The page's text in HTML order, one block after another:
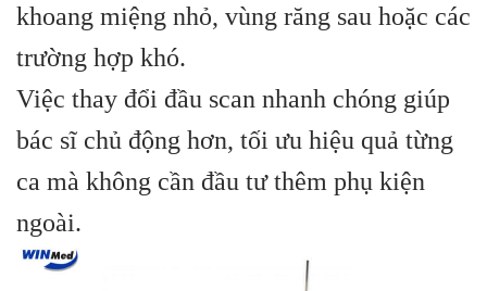
khoang miệng nhỏ, vùng răng sau hoặc các
trường hợp khó.
Việc thay đổi đầu scan nhanh chóng giúp
bác sĩ chủ động hơn, tối ưu hiệu quả từng
ca mà không cần đầu tư thêm phụ kiện
ngoài.